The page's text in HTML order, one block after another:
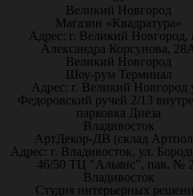
Великий Новгород
Магазин «Квадратура»
Адрес: г. Великий Новгород,
Александра Корсунова,
Великий Новгород
Шоу-рум Терминал
Адрес: г. Великий Новгород
Федоровский ручей 2/13
парковка Диеза
Владивосток
АртДекор-ДВ (склад
Адрес: г. Владивосток, ул.
46/50 ТЦ "Альянс", пав. №
Владивосток
Студия интерьерных